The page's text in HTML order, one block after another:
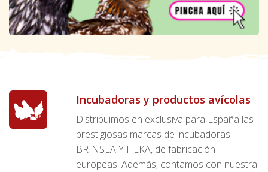
Incubadoras y productos avícolas
Distribuimos en exclusiva para España las
prestigiosas marcas de incubadoras
BRINSEA Y HEKA, de fabricación
europeas. Además, contamos con nuestra